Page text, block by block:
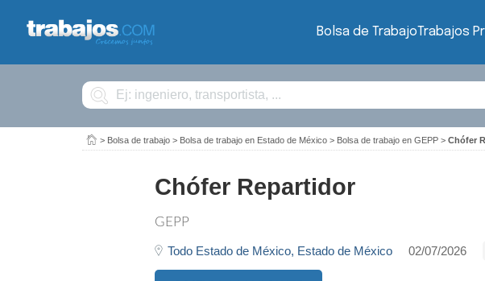
Bolsa de TrabajoTrabajos
Buscar
> Bolsa de trabajo > Bolsa de trabajo en Estado de México > Bolsa de trabajo en GEPP > Chófer
Chófer Repartidor
GEPP
Todo Estado de México, Estado de México 02/07/2026